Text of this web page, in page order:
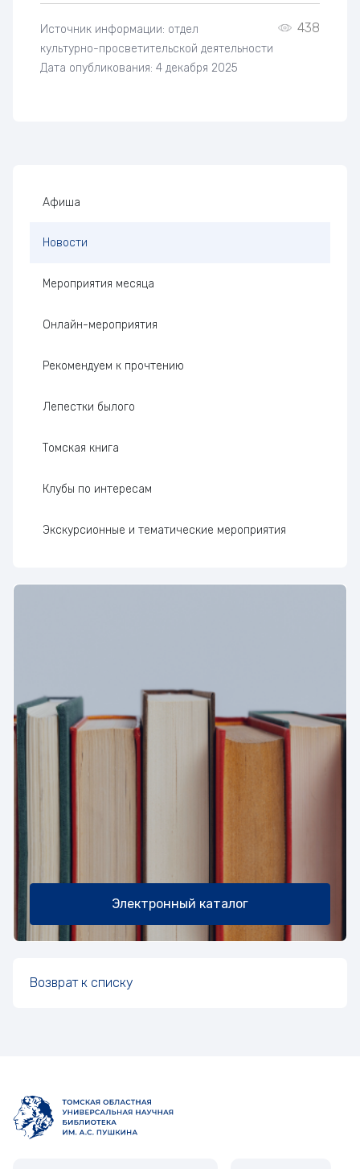
438
Источник информации: отдел
культурно-просветительской деятельности
Дата опубликования: 4 декабря 2025
Афиша
Новости
Мероприятия месяца
Онлайн-мероприятия
Рекомендуем к прочтению
Лепестки былого
Томская книга
Клубы по интересам
Экскурсионные и тематические мероприятия
Электронный каталог
Возврат к списку